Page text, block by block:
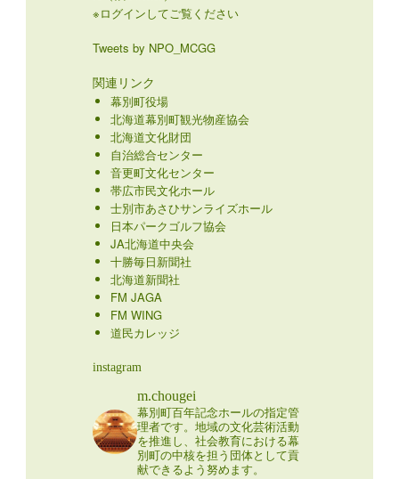
※ログインしてご覧ください
Tweets by NPO_MCGG
関連リンク
幕別町役場
北海道幕別町観光物産協会
北海道文化財団
自治総合センター
音更町文化センター
帯広市民文化ホール
士別市あさひサンライズホール
日本パークゴルフ協会
JA北海道中央会
十勝毎日新聞社
北海道新聞社
FM JAGA
FM WING
道民カレッジ
instagram
m.chougei
幕別町百年記念ホールの指定管
理者です。地域の文化芸術活動
を推進し、社会教育における幕
別町の中核を担う団体として貢
献できるよう努めます。